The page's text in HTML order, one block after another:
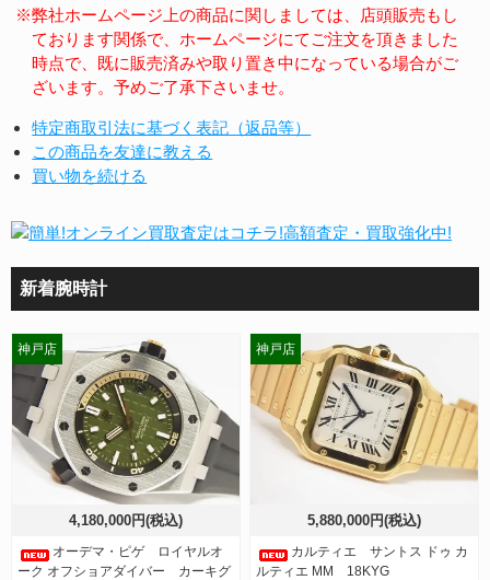
※弊社ホームページ上の商品に関しましては、店頭販売もし
ております関係で、ホームページにてご注文を頂きました
時点で、既に販売済みや取り置き中になっている場合がご
ざいます。予めご了承下さいませ。
特定商取引法に基づく表記（返品等）
この商品を友達に教える
買い物を続ける
新着腕時計
4,180,000円(税込)
オーデマ・ピゲ ロイヤルオ
ーク オフショアダイバー カーキグ
神戸店
5,880,000円(税込)
カルティエ サントス ドゥ カ
ルティエ MM 18KYG
神戸店